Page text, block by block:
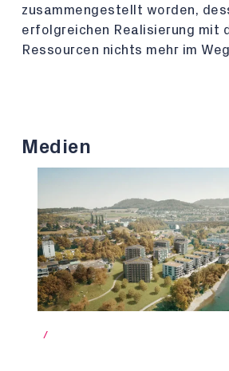
zusammengestellt worden,
erfolgreichen Realisierung mit
Ressourcen nichts mehr im
Medien
/